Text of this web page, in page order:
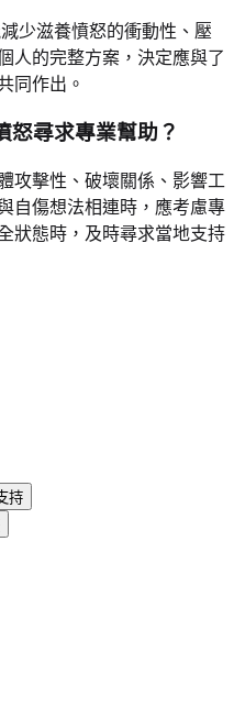
少滋養憤怒的衝動性、壓
人的完整方案，決定應與了
同作出。
怒尋求專業幫助？
攻擊性、破壞關係、影響工
自傷想法相連時，應考慮專
狀態時，及時尋求當地支持
持